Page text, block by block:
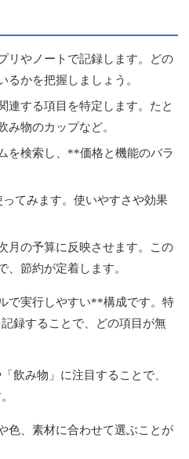
リやノートで記録します。どの
るかを把握しましょう。
連する項目を特定します。たと
み物のカップなど。
を検索し、**価格と機能のバラ
てみます。使いやすさや効果
月の予算に反映させます。この
、節約が定着します。
で実行しやすい**構成です。特
録することで、どの項目が無
飲み物」に注目することで、
色、素材に合わせて選ぶことが